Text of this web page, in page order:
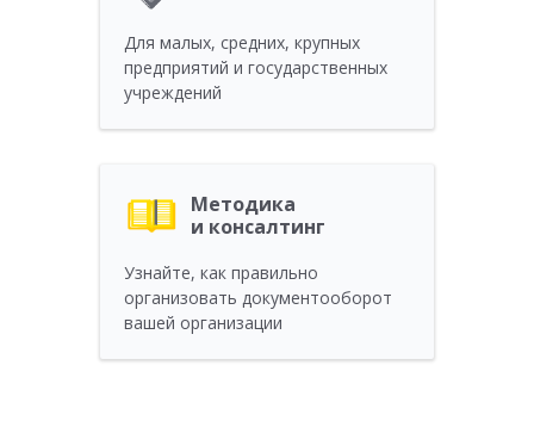
Для малых, средних, крупных
предприятий и государственных
учреждений
Методика
и консалтинг
Узнайте, как правильно
организовать документооборот
вашей организации